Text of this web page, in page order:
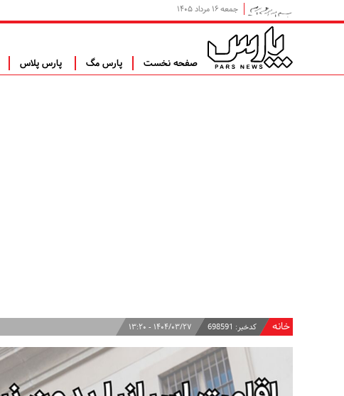
جمعه ۱۶ مرداد ۱۴۰۵
صفحه نخست پارس مگ پارس پلاس
خانه کدخبر: 698591 ۱۴۰۴/۰۳/۲۷ - ۱۳:۲۰